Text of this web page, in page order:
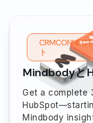
ト
Mindbodyと
Get a complete
Mindbody